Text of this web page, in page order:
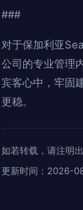
###
对于保加利亚
公司的专业管理
宾客心中，牢固
更稳。
如若转载，请注
更新时间：2026-